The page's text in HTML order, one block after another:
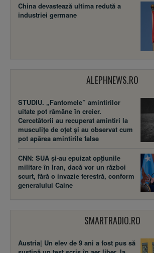
China devastează ultima redută a
industriei germane
ALEPHNEWS.RO
STUDIU. „Fantomele” amintirilor
uitate pot rămâne în creier.
Cercetătorii au recuperat amintiri la
musculițe de oțet și au observat cum
pot apărea amintirile false
CNN: SUA şi-au epuizat opțiunile
militare în Iran, dacă vor un război
scurt, fără o invazie terestră, conform
generalului Caine
SMARTRADIO.RO
Austria| Un elev de 9 ani a fost pus să